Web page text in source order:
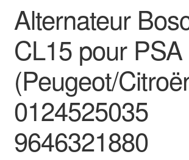
Alternateur
CL15 pour PSA
(Peugeot/
0124525035
9646321880